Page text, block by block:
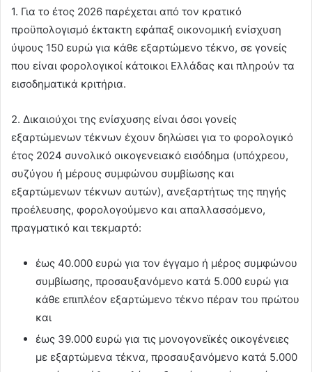
1. Για το έτος 2026 παρέχεται από τον κρατικό
προϋπολογισμό έκτακτη εφάπαξ οικονομική ενίσχυση
ύψους 150 ευρώ για κάθε εξαρτώμενο τέκνο, σε γονείς
που είναι φορολογικοί κάτοικοι Ελλάδας και πληρούν τα
εισοδηματικά κριτήρια.
2. Δικαιούχοι της ενίσχυσης είναι όσοι γονείς
εξαρτώμενων τέκνων έχουν δηλώσει για το φορολογικό
έτος 2024 συνολικό οικογενειακό εισόδημα (υπόχρεου,
συζύγου ή μέρους συμφώνου συμβίωσης και
εξαρτώμενων τέκνων αυτών), ανεξαρτήτως της πηγής
προέλευσης, φορολογούμενο και απαλλασσόμενο,
πραγματικό και τεκμαρτό:
έως 40.000 ευρώ για τον έγγαμο ή μέρος συμφώνου
συμβίωσης, προσαυξανόμενο κατά 5.000 ευρώ για
κάθε επιπλέον εξαρτώμενο τέκνο πέραν του πρώτου
και
έως 39.000 ευρώ για τις μονογονεϊκές οικογένειες
με εξαρτώμενα τέκνα, προσαυξανόμενο κατά 5.000